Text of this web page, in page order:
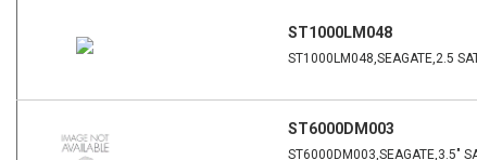
ST1000LM048
ST1000LM048,SEAGATE,2.5
ST6000DM003
ST6000DM003,SEAGATE,3.5"